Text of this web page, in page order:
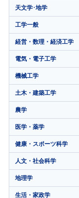
天文学･地学
工学一般
経営・数理・経済工学
電気・電子工学
機械工学
土木・建築工学
農学
医学・薬学
健康・スポーツ科学
人文・社会科学
地理学
生活・家政学